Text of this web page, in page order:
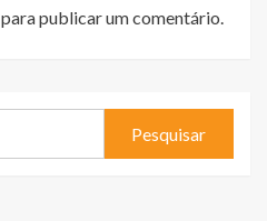
para publicar um comentário.